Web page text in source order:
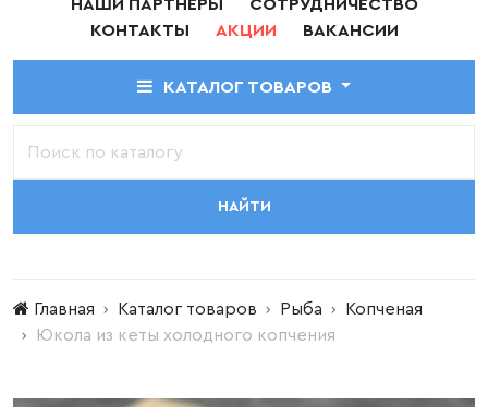
НАШИ ПАРТНЕРЫ
СОТРУДНИЧЕСТВО
КОНТАКТЫ
АКЦИИ ВАКАНСИИ
КАТАЛОГ ТОВАРОВ
НАЙТИ
Главная Каталог товаров Рыба
Копченая
Юкола из кеты холодного копчения